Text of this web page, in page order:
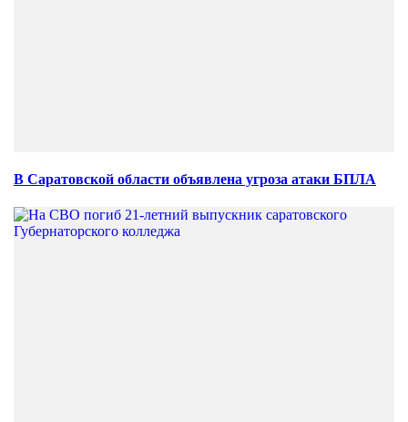
В Саратовской области объявлена угроза атаки БПЛА